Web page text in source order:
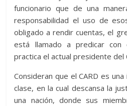
funcionario que de una
responsabilidad el uso de
obligado a rendir cuentas, el
está llamado a predicar
practica el actual presidente del
Consideran que el CARD es
clase, en la cual descansa la
una nación, donde sus